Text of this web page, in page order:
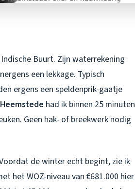
Buurt. Zijn waterrekening
een lekkage. Typisch
ergens een speldenprik-gaatje
had ik binnen 25 minuten
Geen hak- of breekwerk nodig
de winter echt begint, zie ik
het WOZ-niveau van €681.000 hier